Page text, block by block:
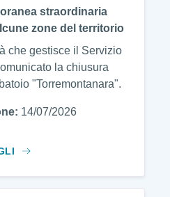
straordinaria
zone del territorio
che gestisce il Servizio
la chiusura
"Torremontanara".
14/07/2026